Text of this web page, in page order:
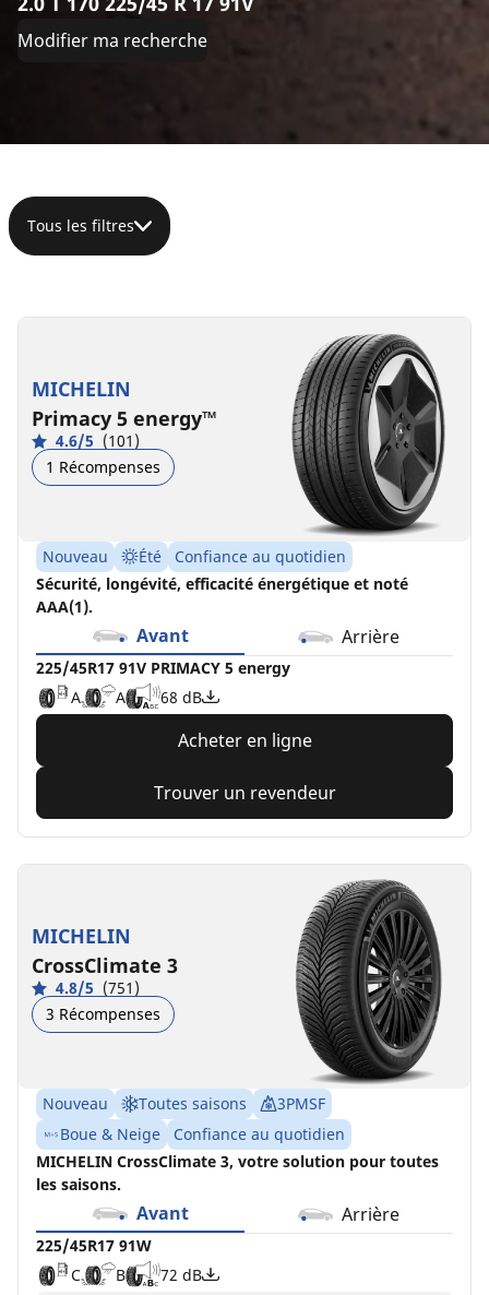
Modifier ma recherche
Tous les filtres
MICHELIN
Primacy 5 energy™
4.6/5 (101)
1 Récompenses
Nouveau Été
Confiance au quotidien
Sécurité, longévité, efficacité énergétique et noté
AAA(1).
Avant Arrière
225/45R17 91V PRIMACY 5 energy
A
A 68 dB
5
energy
A
A 68 dB
Acheter en ligne
Trouver un revendeur
MICHELIN
CrossClimate 3
4.8/5 (751)
3 Récompenses
Nouveau Toutes saisons
3PMSF
Boue & Neige
Confiance au quotidien
MICHELIN CrossClimate 3, votre solution pour toutes
les saisons.
Avant Arrière
225/45R17 91W
C
B 72 dB
C
B
C
A
C
B
*
A
A 68 dB